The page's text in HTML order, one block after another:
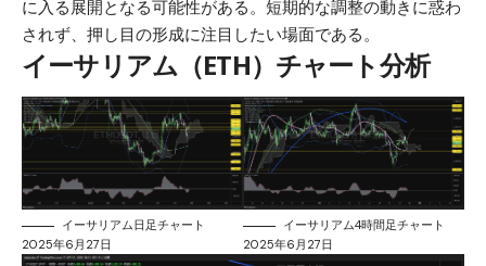
に入る展開となる可能性がある。短期的な調整の動きに惑わ
されず、押し目の形成に注目したい場面である。
イーサリアム（ETH）チャート分析
イーサリアム日足チャート
2025年6月27日
イーサリアム4時間足チャート
2025年6月27日